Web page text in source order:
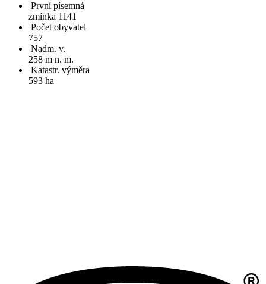
První písemná
zmínka 1141
Počet obyvatel
757
Nadm. v.
258 m n. m.
Katastr. výměra
593 ha